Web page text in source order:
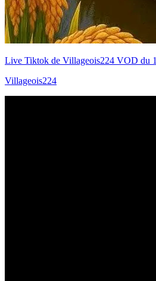
Live Tiktok de Villageois224 VOD du
Villageois224